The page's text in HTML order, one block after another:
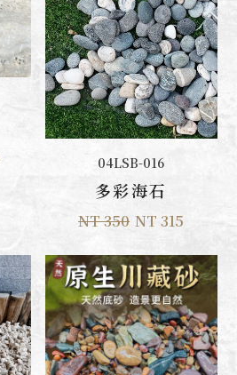
加入購物車
04LSB-016
多彩海石
NT 350 NT 315